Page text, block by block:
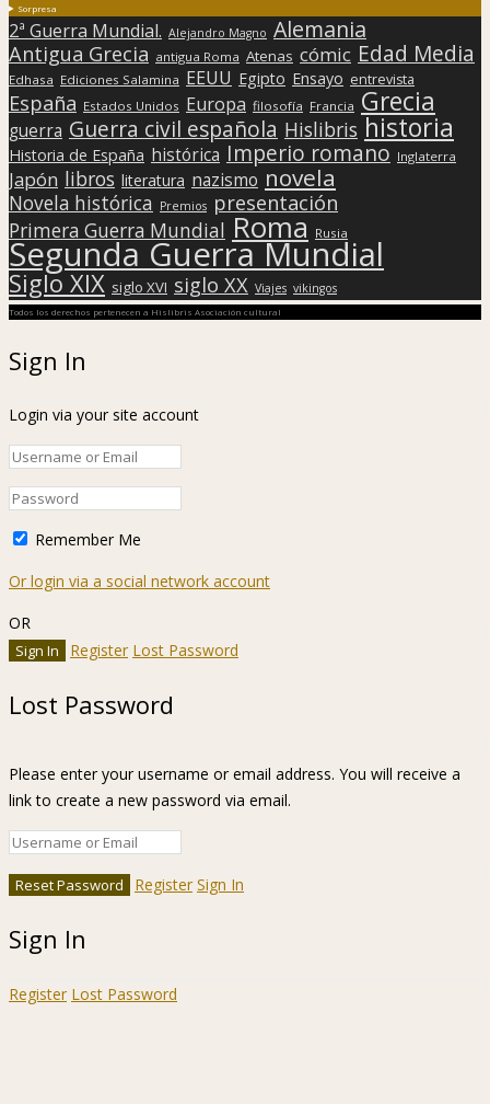
Sorpresa
2ª Guerra Mundial. Alejandro Magno Alemania
Antigua Grecia antigua Roma Atenas cómic Edad Media
Edhasa Ediciones Salamina EEUU Egipto Ensayo entrevista
España Estados Unidos Europa filosofía Francia Grecia
guerra Guerra civil española Hislibris historia
Historia de España histórica Imperio romano Inglaterra
Japón libros literatura nazismo novela
Novela histórica Premios presentación
Primera Guerra Mundial Roma Rusia
Segunda Guerra Mundial
Siglo XIX siglo XVI siglo XX Viajes vikingos
Todos los derechos pertenecen a Hislibris Asociación cultural
Sign In
Login via your site account
Remember Me
Or login via a social network account
OR
Register Lost Password
Lost Password
Please enter your username or email address. You will receive a
link to create a new password via email.
Register Sign In
Sign In
Register Lost Password